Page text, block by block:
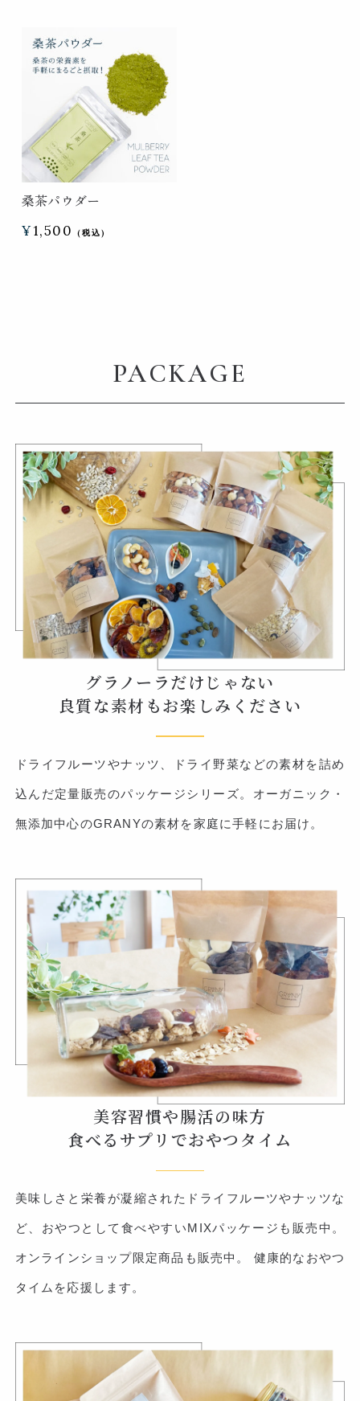
桑茶パウダー
¥1,500
PACKAGE
グラノーラだけじゃない
良質な素材もお楽しみください
ドライフルーツやナッツ、ドライ野菜などの素材を詰め
込んだ定量販売のパッケージシリーズ。オーガニック・
無添加中心のGRANYの素材を家庭に手軽にお届け。
美容習慣や腸活の味方
食べるサプリでおやつタイム
美味しさと栄養が凝縮されたドライフルーツやナッツな
ど、おやつとして食べやすいMIXパッケージも販売中。
オンラインショップ限定商品も販売中。 健康的なおやつ
タイムを応援します。